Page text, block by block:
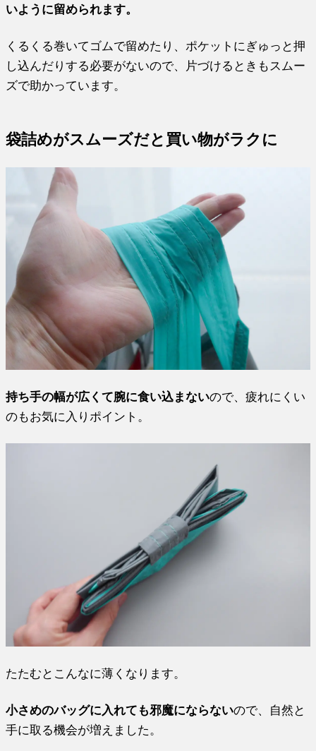
いように留められます。
くるくる巻いてゴムで留めたり、ポケットにぎゅっと押
し込んだりする必要がないので、片づけるときもスムー
ズで助かっています。
袋詰めがスムーズだと買い物がラクに
持ち手の幅が広くて腕に食い込まないので、疲れにくい
のもお気に入りポイント。
たたむとこんなに薄くなります。
小さめのバッグに入れても邪魔にならないので、自然と
手に取る機会が増えました。